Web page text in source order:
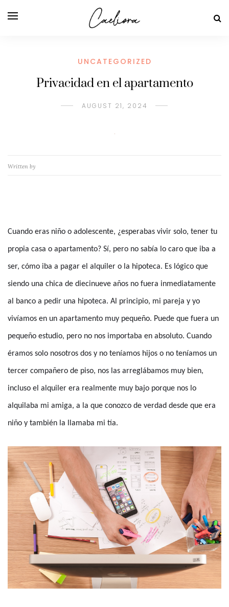
UNCATEGORIZED
Privacidad en el apartamento
AUGUST 21, 2024
Written by
Cuando eras niño o adolescente, ¿esperabas vivir solo, tener tu
propia casa o apartamento? Sí, pero no sabía lo caro que iba a
ser, cómo iba a pagar el alquiler o la hipoteca. Es lógico que
siendo una chica de diecinueve años no fuera inmediatamente
al banco a pedir una hipoteca. Al principio, mi pareja y yo
vivíamos en un apartamento muy pequeño. Puede que fuera un
pequeño estudio, pero no nos importaba en absoluto. Cuando
éramos solo nosotros dos y no teníamos hijos o no teníamos un
tercer compañero de piso, nos las arreglábamos muy bien,
incluso el alquiler era realmente muy bajo porque nos lo
alquilaba mi amiga, a la que conozco de verdad desde que era
niño y también la llamaba mi tía.